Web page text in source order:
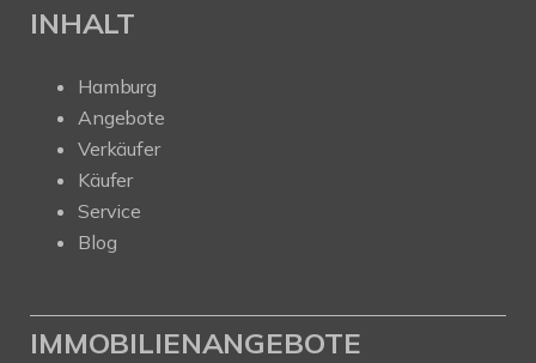
INHALT
Hamburg
Angebote
Verkäufer
Käufer
Service
Blog
IMMOBILIENANGEBOTE